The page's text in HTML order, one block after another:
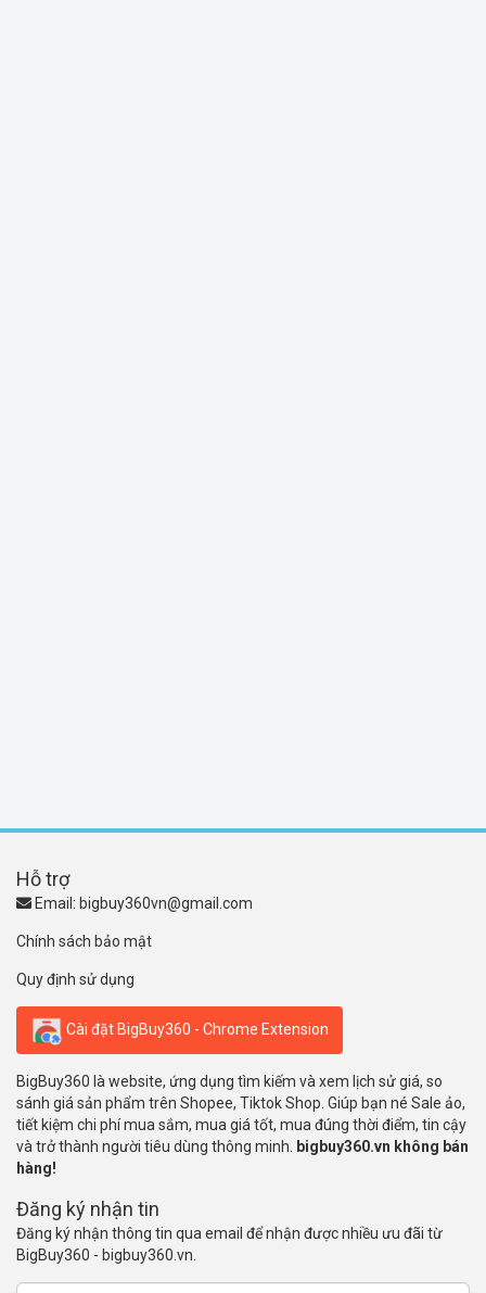
Hỗ trợ
Email: bigbuy360vn@gmail.com
Chính sách bảo mật
Quy định sử dụng
Cài đặt BigBuy360 - Chrome Extension
BigBuy360 là website, ứng dụng tìm kiếm và xem lịch sử giá, so
sánh giá sản phẩm trên Shopee, Tiktok Shop. Giúp bạn né Sale ảo,
tiết kiệm chi phí mua sắm, mua giá tốt, mua đúng thời điểm, tin cậy
và trở thành người tiêu dùng thông minh.
bigbuy360.vn không bán
hàng!
Đăng ký nhận tin
Đăng ký nhận thông tin qua email để nhận được nhiều ưu đãi từ
BigBuy360 - bigbuy360.vn.